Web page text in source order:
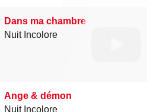
Dans ma chambre
Nuit Incolore
Ange & démon
Nuit Incolore